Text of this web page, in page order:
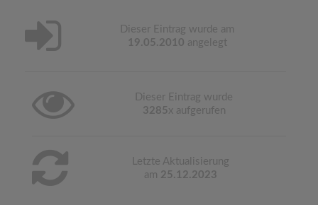
Dieser Eintrag wurde am
19.05.2010 angelegt
Dieser Eintrag wurde
3285 x aufgerufen
Letzte Aktualisierung
am 25.12.2023